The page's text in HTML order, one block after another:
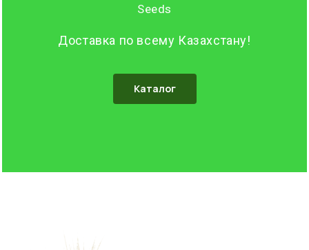
Seeds
Доставка по всему Казахстану!
Каталог